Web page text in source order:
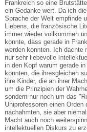
Frankreich so eine
ein Gedanke wert. Da ich
Sprache der Welt empfinde
Liebens, die französische
immer wieder vollkommen
konnte, dass gerade in
werden konnten. Ich dachte
nur sehr liebevolle
in den Kopf warum gerade
konnten, die ihresgleichen
ihre Kinder, die an ihrer
um die Prinzipien der
sondern nur noch um das
Uniprofessoren einen
nachahmten, sie aber
Macht auch noch
intellektuellen Diskurs zu